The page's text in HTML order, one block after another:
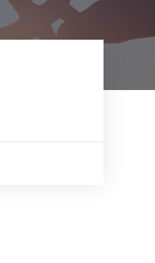
Novo
e sua